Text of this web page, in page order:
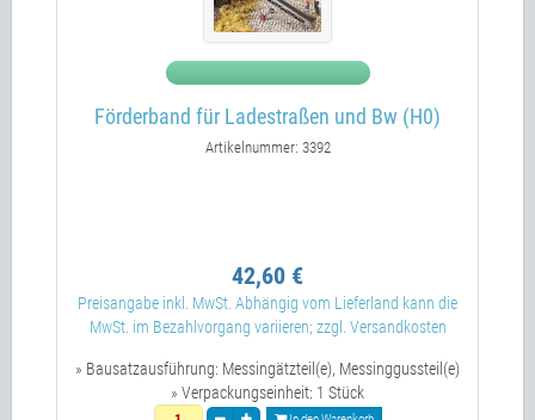
Förderband für Ladestraßen und Bw (H0)
Artikelnummer: 3392
42,60 €
Preisangabe inkl. MwSt. Abhängig vom Lieferland kann die
MwSt. im Bezahlvorgang variieren; zzgl. Versandkosten
» Bausatzausführung: Messingätzteil(e), Messinggussteil(e)
» Verpackungseinheit: 1 Stück